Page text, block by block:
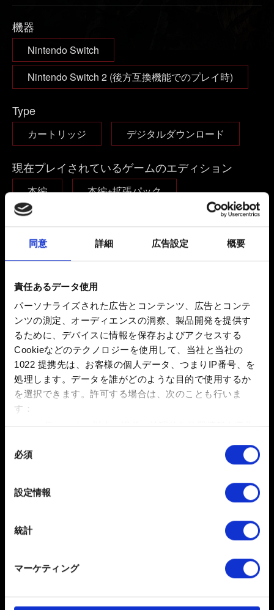
同意 詳細 広告設定 概要
責任あるデータ使用
パーソナライズされた広告とコンテンツ、広告とコンテ
ンツの測定、オーディエンスの洞察、製品開発を提供す
るために、デバイスに情報を保存およびアクセスする
Cookieなどのテクノロジーを使用して、当社と当社の
1022 提携先は、お客様の個人データ、つまりIP番号、を
処理します。データを誰がどのような目的で使用するか
を選択できます。 許可する場合は、次のことも行いま
す：
数メートル以内の誤差の地理的な位置情報を収集
特定の特性（フィンガープリント）を積極的にス
詳細セクション
で個人データの処理方法と設定を行って
ください。「Cookie宣言」からいつでも同意を変更また
だくために必要なものです。その他のCookieは、ウェブ
サイトの品質向上のために、オプションとして技術的お
た、ソーシャルメディア上などでお客様が興味を持ちそ
必須
設定情報
統計
マーケティング
機器
Nintendo Switch
Nintendo Switch 2 (後方互換機能でのプレイ時)
Type
カートリッジ デジタルダウンロード
現在プレイされているゲームのエディション
本編
本編+拡張パック
コンプリートエディション
メール（入力ミスにご注意ください！）
発生している問題の詳細
0/20
ファイルを追加
関連の問題の場合、画面写真
参照
送信